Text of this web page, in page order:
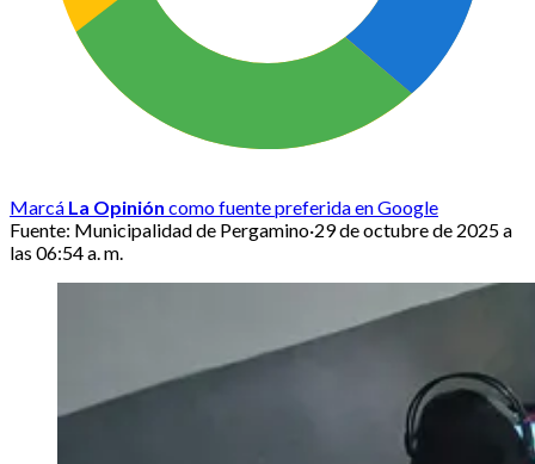
Marcá La Opinión como fuente preferida en Google
Fuente: Municipalidad de Pergamino·29 de octubre de 2025 a
las 06:54 a. m.